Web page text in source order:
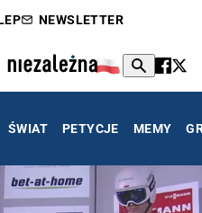
NEWSLETTER
ŚWIAT PETYCJE MEMY